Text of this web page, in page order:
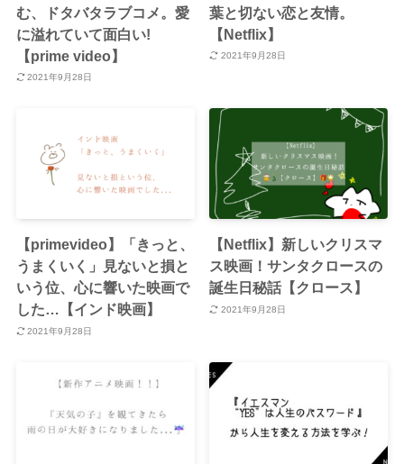
む、ドタバタラブコメ。愛
に溢れていて面白い!
【prime video】
2021年9月28日
葉と切ない恋と友情。
【Netflix】
2021年9月28日
【primevideo】「きっと、
うまくいく」見ないと損と
いう位、心に響いた映画で
した…【インド映画】
2021年9月28日
【Netflix】新しいクリスマ
ス映画！サンタクロースの
誕生日秘話【クロース】
2021年9月28日